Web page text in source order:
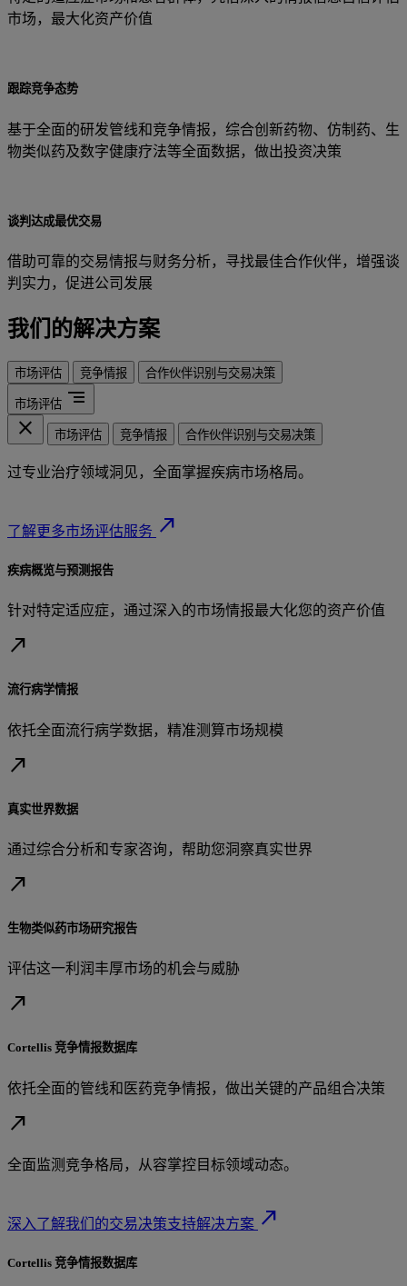
市场，最大化资产价值
跟踪竞争态势
基于全面的研发管线和竞争情报，综合创新药物、仿制药、生
物类似药及数字健康疗法等全面数据，做出投资决策
谈判达成最优交易
借助可靠的交易情报与财务分析，寻找最佳合作伙伴，增强谈
判实力，促进公司发展
我们的解决方案
市场评估 竞争情报 合作伙伴识别与交易决策
市场评估 segment
close
市场评估 竞争情报 合作伙伴识别与交易决策
过专业治疗领域洞见，全面掌握疾病市场格局。
了解更多市场评估服务 north_east
疾病概览与预测报告
针对特定适应症，通过深入的市场情报最大化您的资产价值
north_east
流行病学情报
依托全面流行病学数据，精准测算市场规模
north_east
真实世界数据
通过综合分析和专家咨询，帮助您洞察真实世界
north_east
生物类似药市场研究报告
评估这一利润丰厚市场的机会与威胁
north_east
Cortellis 竞争情报数据库
依托全面的管线和医药竞争情报，做出关键的产品组合决策
north_east
全面监测竞争格局，从容掌控目标领域动态。
深入了解我们的交易决策支持解决方案 north_east
Cortellis 竞争情报数据库